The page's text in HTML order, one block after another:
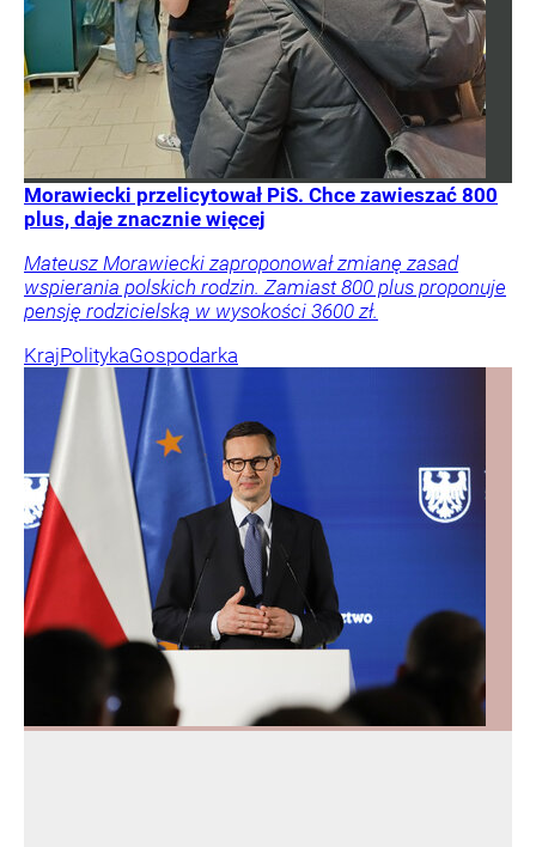
Morawiecki przelicytował PiS. Chce zawieszać 800
plus, daje znacznie więcej
Mateusz Morawiecki zaproponował zmianę zasad
wspierania polskich rodzin. Zamiast 800 plus proponuje
pensję rodzicielską w wysokości 3600 zł.
KrajPolitykaGospodarka